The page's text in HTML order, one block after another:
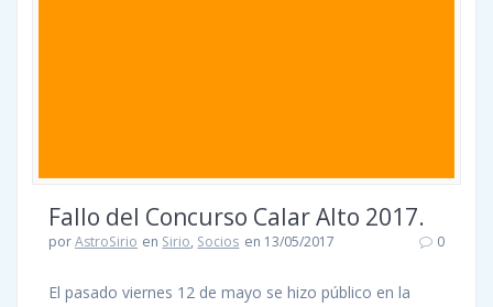
Fallo del Concurso Calar Alto 2017.
porAstroSirio en Sirio, Socios en 13/05/2017 0
El pasado viernes 12 de mayo se hizo público en la